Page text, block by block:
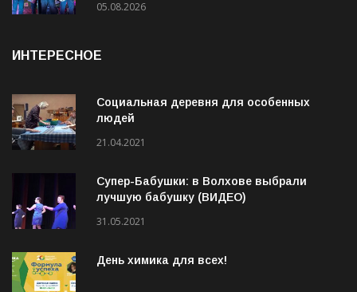
05.08.2026
ИНТЕРЕСНОЕ
Социальная деревня для особенных
людей
21.04.2021
Супер-Бабушки: в Волхове выбрали
лучшую бабушку (ВИДЕО)
31.05.2021
День химика для всех!